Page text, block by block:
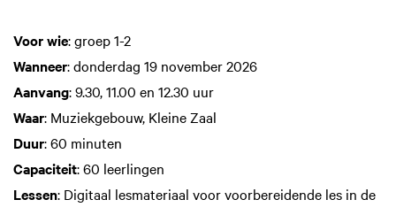
Voor wie: groep 1-2
Wanneer:donderdag 19 november 2026
Aanvang: 9.30, 11.00 en 12.30 uur
Waar: Muziekgebouw, Kleine Zaal
Duur: 60 minuten
Capaciteit: 60 leerlingen
Lessen: Digitaal lesmateriaal voor voorbereidende les in de